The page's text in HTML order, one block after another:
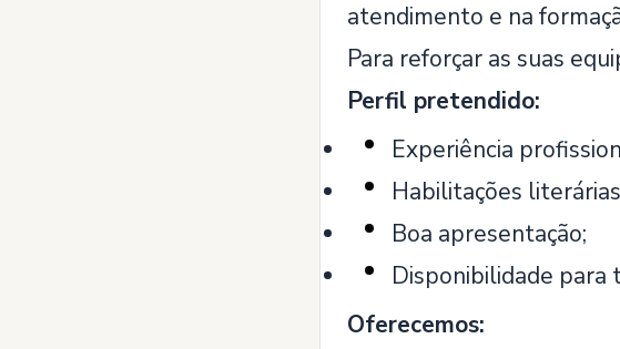
atendimento e na
Para reforçar as suas
Perfil pretendido:
Experiência
Habilitações
Boa apresentação;
Disponibilidade para
Oferecemos: